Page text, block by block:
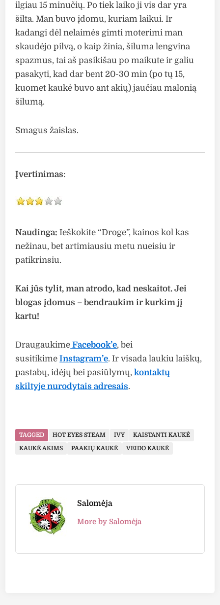
ilgiau 15 minučių. Po tiek laiko ji vis dar yra
šilta. Man buvo įdomu, kuriam laikui. Ir
kadangi dėl nelaimės gimti moterimi man
skaudėjo pilvą, o kaip žinia, šiluma lengvina
spazmus, tai aš pasikišau po maikute ir galiu
pasakyti, kad dar bent 20-30 min (po tų 15,
kuomet kaukė buvo ant akių) jaučiau malonią
šilumą.
Smagus žaislas.
Įvertinimas:
Naudinga: Ieškokite “Droge”, kainos kol kas
nežinau, bet artimiausiu metu nueisiu ir
patikrinsiu.
Kai jūs tylit, man atrodo, kad neskaitot. Jei
blogas įdomus – bendraukim ir kurkim jį
kartu!
Draugaukime Facebook’e, bei
susitikimeInstagram’e. Ir visada laukiu laiškų,
pastabų, idėjų bei pasiūlymų,kontaktų
skiltyje nurodytais adresais.
TAGGED HOT EYES STEAM IVY
KAISTANTI KAUKĖ
KAUKĖ AKIMS
PAAKIŲ KAUKĖ VEIDO KAUKĖ
Salomėja
More by Salomėja